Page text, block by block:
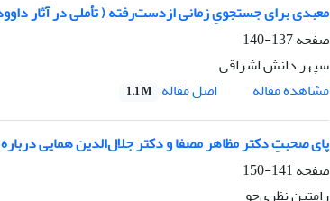
معبدی برای جستجویِ زمانی ازدست‌رفته ( تأملی در آثار
صفحه137-140
سپهر دانش اشراقی
مشاهده مقاله
اصل مقاله 1.1 M
پای صحبتِ دکتر مظاهر مصفا و دکتر جلال‌الدین همایی
صفحه141-150
رامتین نظری‌جو